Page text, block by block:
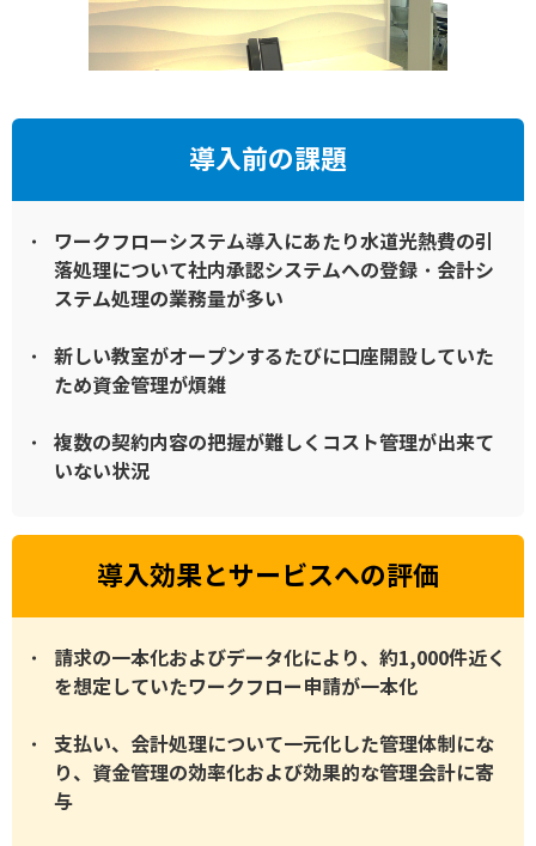
導入前の課題
ワークフローシステム導入にあたり水道光熱費の引
落処理について社内承認システムへの登録・会計シ
ステム処理の業務量が多い
新しい教室がオープンするたびに口座開設していた
ため資金管理が煩雑
複数の契約内容の把握が難しくコスト管理が出来て
いない状況
導入効果とサービスへの評価
請求の一本化およびデータ化により、約1,000件近く
を想定していたワークフロー申請が一本化
支払い、会計処理について一元化した管理体制にな
り、資金管理の効率化および効果的な管理会計に寄
与